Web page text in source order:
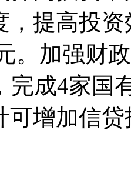
，提高投
。加强财
完成4家国
可增加信